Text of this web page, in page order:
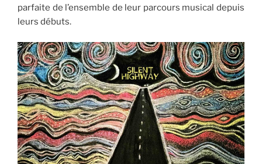
parfaite de l’ensemble de leur parcours musical depuis
leurs débuts.